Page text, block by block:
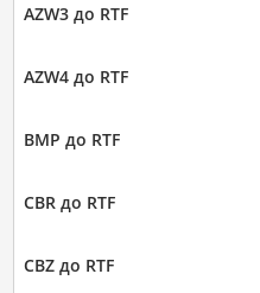
AZW3 до RTF
AZW4 до RTF
BMP до RTF
CBR до RTF
CBZ до RTF